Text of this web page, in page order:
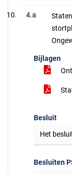
4.a
Bijlagen
Besluit
Het
Besluiten